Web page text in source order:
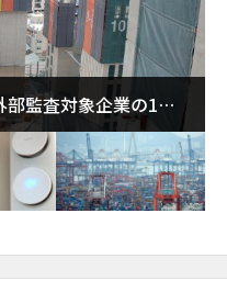
監査対象企業の1割
2.8倍増